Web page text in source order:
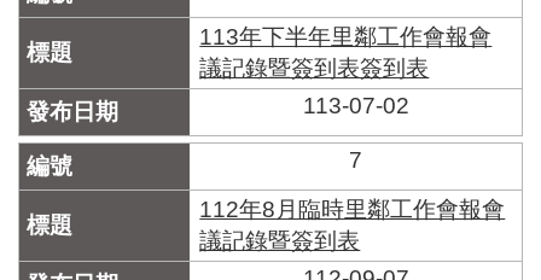
113年下半年里鄰工作會報會
議記錄暨簽到表簽到表
113-07-02
7
112年8月臨時里鄰工作會報會
議記錄暨簽到表